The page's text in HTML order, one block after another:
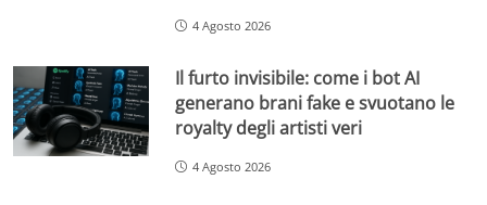
4 Agosto 2026
Il furto invisibile: come i bot AI
generano brani fake e svuotano le
royalty degli artisti veri
4 Agosto 2026